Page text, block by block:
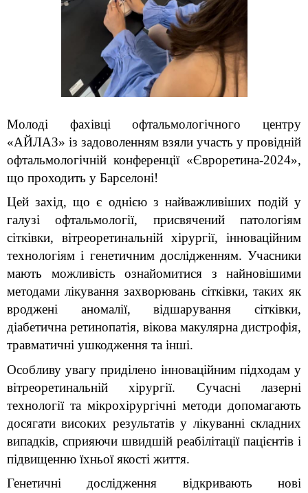
Молоді фахівці офтальмологічного центру
«АЙЛАЗ» із задоволенням взяли участь у провідній
офтальмологічній конференції «Євроретина-2024»,
що проходить у Барселоні!
Цей захід, що є однією з найважливіших подій у
галузі офтальмології, присвячений патологіям
сітківки, вітреоретинальній хірургії, інноваційним
технологіям і генетичним дослідженням. Учасники
мають можливість ознайомитися з найновішими
методами лікування захворювань сітківки, таких як
вроджені аномалії, відшарування сітківки,
діабетична ретинопатія, вікова макулярна дистрофія,
травматичні ушкодження та інші.
Особливу увагу приділено інноваційним підходам у
вітреоретинальній хірургії. Сучасні лазерні
технології та мікрохірургічні методи допомагають
досягати високих результатів у лікуванні складних
випадків, сприяючи швидшій реабілітації пацієнтів і
підвищенню їхньої якості життя.
Генетичні дослідження відкривають нові